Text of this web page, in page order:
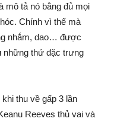
mô tả nó bằng đủ mọi
Chính vì thế mà
nhắm, dao… được
những thứ đặc trưng
thu về gấp 3 lần
Reeves thủ vai và